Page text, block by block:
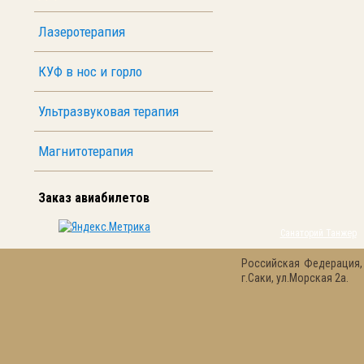
Лазеротерапия
КУФ в нос и горло
Ультразвуковая терапия
Магнитотерапия
Заказ авиабилетов
Российская
г.Саки, ул.Морская 2а.